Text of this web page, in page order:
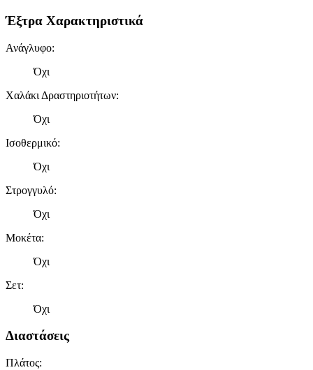
Έξτρα Χαρακτηριστικά
Ανάγλυφο:
Όχι
Χαλάκι Δραστηριοτήτων:
Όχι
Ισοθερμικό:
Όχι
Στρογγυλό:
Όχι
Μοκέτα:
Όχι
Σετ:
Όχι
Διαστάσεις
Πλάτος: